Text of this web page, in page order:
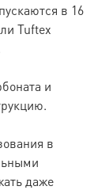
в 16
Tuftex
и
в
даже